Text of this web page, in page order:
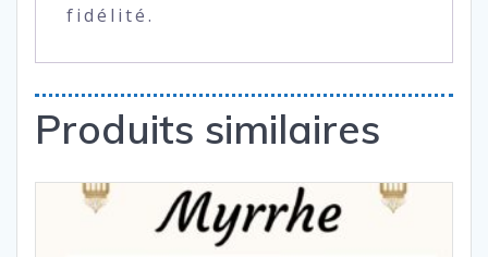
fidélité.
Produits similaires